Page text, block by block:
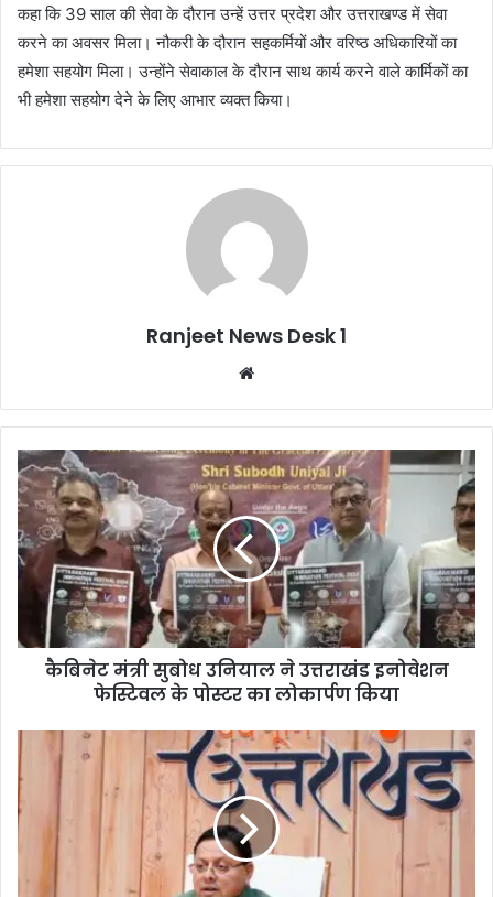
कहा कि 39 साल की सेवा के दौरान उन्हें उत्तर प्रदेश और उत्तराखण्ड में सेवा
करने का अवसर मिला। नौकरी के दौरान सहकर्मियों और वरिष्ठ अधिकारियों का
हमेशा सहयोग मिला। उन्होंने सेवाकाल के दौरान साथ कार्य करने वाले कार्मिकों का
भी हमेशा सहयोग देने के लिए आभार व्यक्त किया।
Ranjeet News Desk 1
te
कैबिनेट मंत्री सुबोध उनियाल ने उत्तराखंड इनोवेशन
फेस्टिवल के पोस्टर का लोकार्पण किया